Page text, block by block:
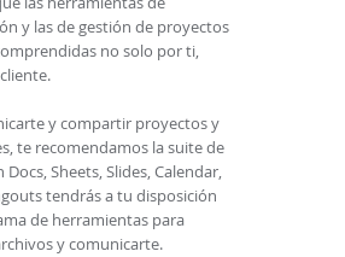
y las de gestión de proyectos
no solo por ti,
y compartir proyectos y
te recomendamos la suite de
Docs, Sheets, Slides, Calendar,
tendrás a tu disposición
de herramientas para
y comunicarte.